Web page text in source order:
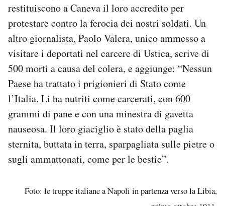
restituiscono a Caneva il loro accredito per
protestare contro la ferocia dei nostri soldati. Un
altro giornalista, Paolo Valera, unico ammesso a
visitare i deportati nel carcere di Ustica, scrive di
500 morti a causa del colera, e aggiunge: “Nessun
Paese ha trattato i prigionieri di Stato come
l’Italia. Li ha nutriti come carcerati, con 600
grammi di pane e con una minestra di gavetta
nauseosa. Il loro giaciglio è stato della paglia
sternita, buttata in terra, sparpagliata sulle pietre o
sugli ammattonati, come per le bestie”.
Foto: le truppe italiane a Napoli in partenza verso la Libia,